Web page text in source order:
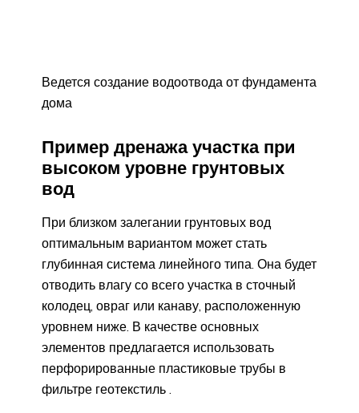
Ведется создание водоотвода от фундамента
дома
Пример дренажа участка при
высоком уровне грунтовых
вод
При близком залегании грунтовых вод
оптимальным вариантом может стать
глубинная система линейного типа. Она будет
отводить влагу со всего участка в сточный
колодец, овраг или канаву, расположенную
уровнем ниже. В качестве основных
элементов предлагается использовать
перфорированные пластиковые трубы в
фильтре геотекстиль .